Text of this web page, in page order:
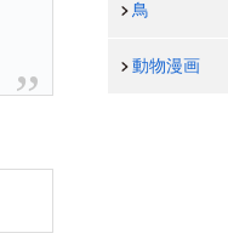
鳥
動物漫画